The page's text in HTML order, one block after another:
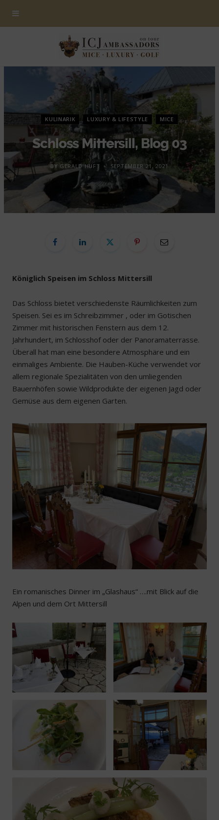
KULINARIK LUXURY & LIFESTYLE MICE
Schloss Mittersill, Blog 03
BY GERALD HUFT SEPTEMBER 21, 2021
Königlich Speisen im Schloss Mittersill
Das Schloss bietet verschiedenste Räumlichkeiten zum
Speisen. Sei es im Schreibzimmer , oder im Gotischen
Zimmer mit historischen Fenstern aus dem 12.
Jahrhundert, im Schlosshof oder der Panoramaterrasse.
Überall hat man eine besondere Atmosphäre und ein
einmaliges Ambiente. Die Hauben-Küche verwendet vor
allem regionale Spezialitäten von den umliegenden
Bauernhöfen sowie Wildprodukte der eigenen Jagd oder
Gemüse aus dem eigenen Garten.
Ein romanisches Dinner im „Glashaus“ ….mit Blick auf die
Alpen und dem Ort Mittersill